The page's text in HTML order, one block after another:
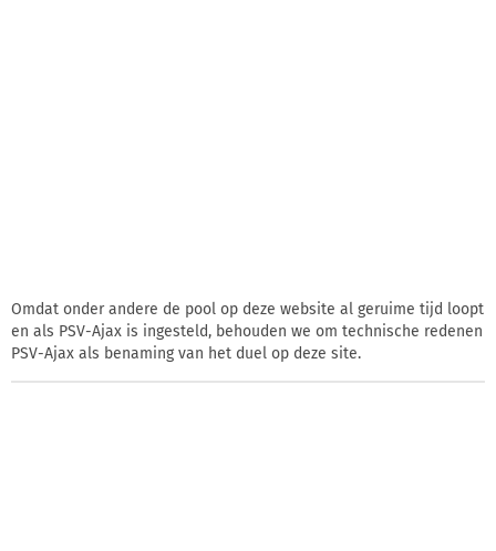
Omdat onder andere de pool op deze website al geruime tijd loopt
en als PSV-Ajax is ingesteld, behouden we om technische redenen
PSV-Ajax als benaming van het duel op deze site.